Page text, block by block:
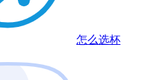
怎么选杯